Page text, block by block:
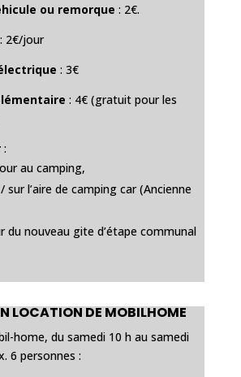
ou remorque : 2€.
2€/jour
: 3€
: 4€ (gratuit pour les
:
au camping,
sur l’aire de camping car (Ancienne
du nouveau gite d’étape communal
LOCATION DE MOBILHOME
home, du samedi 10 h au samedi
6 personnes :